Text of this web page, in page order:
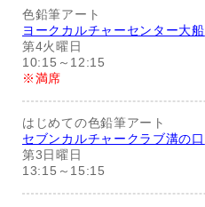
色鉛筆アート
ヨークカルチャーセンター大船
第4火曜日
10:15～12:15
※満席
はじめての色鉛筆アート
セブンカルチャークラブ溝の口
第3日曜日
13:15～15:15